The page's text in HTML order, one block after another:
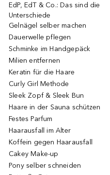
EdP, EdT & Co.: Das sind die
Unterschiede
Gelnägel selber machen
Dauerwelle pflegen
Schminke im Handgepäck
Milien entfernen
Keratin für die Haare
Curly Girl Methode
Sleek Zopf & Sleek Bun
Haare in der Sauna schützen
Festes Parfum
Haarausfall im Alter
Koffein gegen Haarausfall
Cakey Make-up
Pony selber schneiden